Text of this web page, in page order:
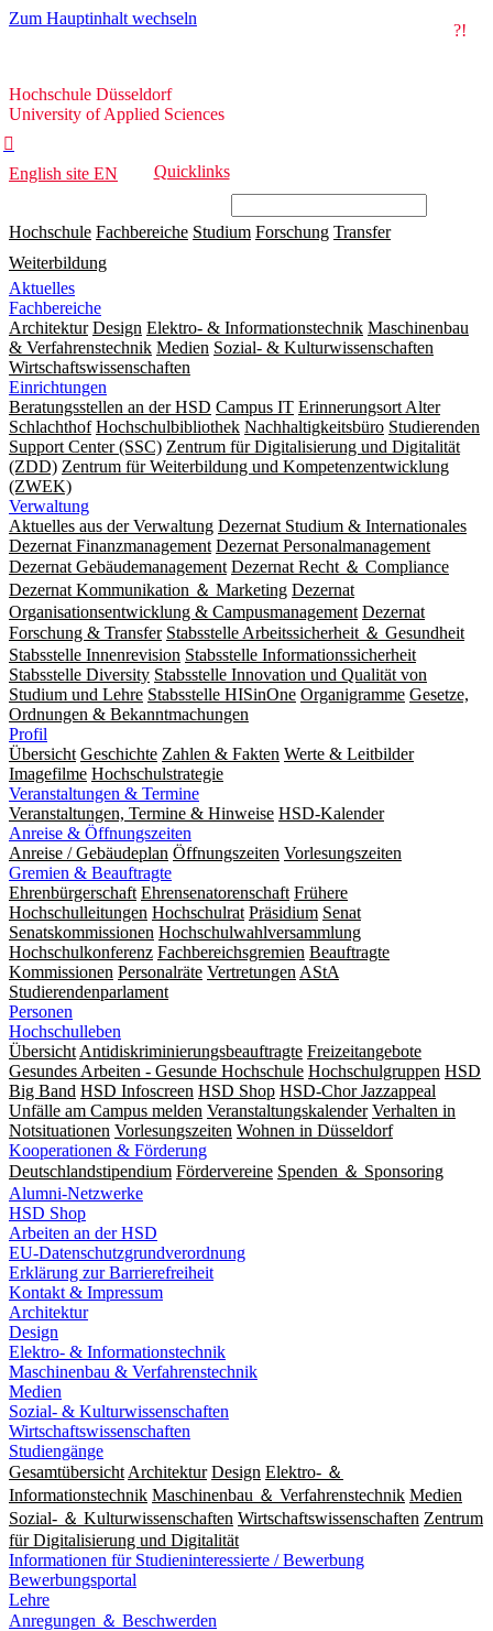
Zum Hauptinhalt wechseln
?!
Hochschule
Düsseldorf
Hochschule Düsseldorf
University of Applied Sciences

English site EN Quicklinks
Hochschule Fachbereiche Studium Forschung Transfer
Weiterbildung
Aktuelles
Fachbereiche
Architektur Design Elektro- & Informationstechnik Maschinenbau
& Verfahrenstechnik Medien Sozial- & Kulturwissenschaften
Wirtschaftswissenschaften
Einrichtungen
Beratungsstellen an der HSD Campus IT Erinnerungsort Alter
Schlachthof Hochschulbibliothek Nachhaltigkeitsbüro Studierenden
Support Center (SSC) Zentrum für Digitalisierung und Digitalität
(ZDD) Zentrum für Weiterbildung und Kompetenzentwicklung
(ZWEK)
Verwaltung
Aktuelles aus der Verwaltung Dezernat Studium & Internationales
Dezernat Finanzmanagement Dezernat Personalmanagement
Dezernat Gebäudemanagement Dezernat Recht ＆ Compliance
Dezernat Kommunikation ＆ Marketing Dezernat
Organisationsentwicklung & Campusmanagement Dezernat
Forschung & Transfer Stabsstelle Arbeitssicherheit ＆ Gesundheit
Stabsstelle Innenrevision Stabsstelle In­for­ma­ti­ons­sicher­heit
Stabsstelle Diversity Stabsstelle Innovation und Qualität von
Studium und Lehre Stabsstelle HISinOne Organigramme Gesetze,
Ordnungen & Bekanntmachungen
Profil
Übersicht Geschichte Zahlen & Fakten Werte & Leitbilder
Imagefilme Hochschulstrategie
Veranstaltungen & Termine
Veranstaltungen, Termine & Hinweise HSD-Kalender
Anreise & Öffnungszeiten
Anreise / Gebäudeplan Öffnungszeiten Vorlesungszeiten
Gremien & Beauftragte
Ehrenbürgerschaft Ehrensenatorenschaft Frühere
Hochschulleitungen Hochschulrat Präsidium Senat
Senatskommissionen Hochschulwahlversammlung
Hochschulkonferenz Fachbereichsgremien Beauftragte
Kommissionen Personalräte Vertretungen AStA
Studierendenparlament
Personen
Hochschulleben
Übersicht Antidiskriminierungsbeauftragte Freizeitangebote
Gesundes Arbeiten - Gesunde Hochschule Hochschulgruppen HSD
Big Band HSD Infoscreen HSD Shop HSD-Chor Jazzappeal
Unfälle am Campus melden Veranstaltungskalender Verhalten in
Notsituationen Vorlesungszeiten Wohnen in Düsseldorf
Kooperationen & Förderung
Deutschlandstipendium Fördervereine Spenden ＆ Sponsoring
Alumni-Netzwerke
HSD Shop
Arbeiten an der HSD
EU-Datenschutzgrundverordnung
Erklärung zur Barrierefreiheit
Kontakt & Impressum
Architektur
Design
Elektro- & Informationstechnik
Maschinenbau & Verfahrenstechnik
Medien
Sozial- & Kulturwissenschaften
Wirtschaftswissenschaften
Studiengänge
Gesamtübersicht Architektur Design Elektro- ＆
Informationstechnik Maschinenbau ＆ Verfahrenstechnik Medien
Sozial- ＆ Kulturwissenschaften Wirtschaftswissenschaften Zentrum
für Digitalisierung und Digitalität
Informationen für Studieninteressierte / Bewerbung
Bewerbungsportal
Lehre
Anregungen ＆ Beschwerden